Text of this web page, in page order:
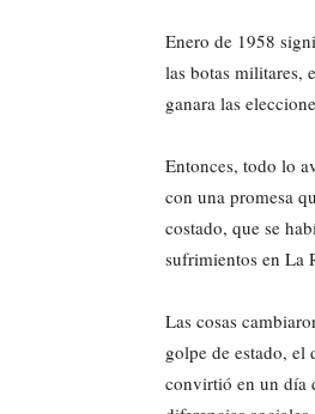
Enero de 1958
las botas militares,
ganara las
Entonces, todo lo
con una promesa
costado, que se
sufrimientos en La
Las cosas
golpe de estado, el
convirtió en un día